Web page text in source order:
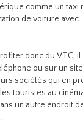
comme un taxi
de voiture avec
donc du VTC,
ou sur un
sociétés qui en
touristes au
un autre endroit